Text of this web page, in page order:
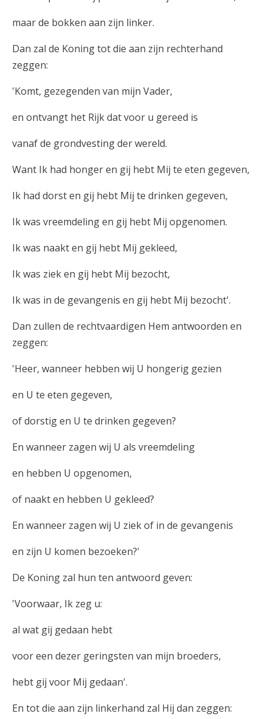
maar de bokken aan zijn linker.
Dan zal de Koning tot die aan zijn rechterhand
zeggen:
'Komt, gezegenden van mijn Vader,
en ontvangt het Rijk dat voor u gereed is
vanaf de grondvesting der wereld.
Want Ik had honger en gij hebt Mij te eten gegeven,
Ik had dorst en gij hebt Mij te drinken gegeven,
Ik was vreemdeling en gij hebt Mij opgenomen.
Ik was naakt en gij hebt Mij gekleed,
Ik was ziek en gij hebt Mij bezocht,
Ik was in de gevangenis en gij hebt Mij bezocht'.
Dan zullen de rechtvaardigen Hem antwoorden en
zeggen:
'Heer, wanneer hebben wij U hongerig gezien
en U te eten gegeven,
of dorstig en U te drinken gegeven?
En wanneer zagen wij U als vreemdeling
en hebben U opgenomen,
of naakt en hebben U gekleed?
En wanneer zagen wij U ziek of in de gevangenis
en zijn U komen bezoeken?'
De Koning zal hun ten antwoord geven:
'Voorwaar, Ik zeg u:
al wat gij gedaan hebt
voor een dezer geringsten van mijn broeders,
hebt gij voor Mij gedaan'.
En tot die aan zijn linkerhand zal Hij dan zeggen: